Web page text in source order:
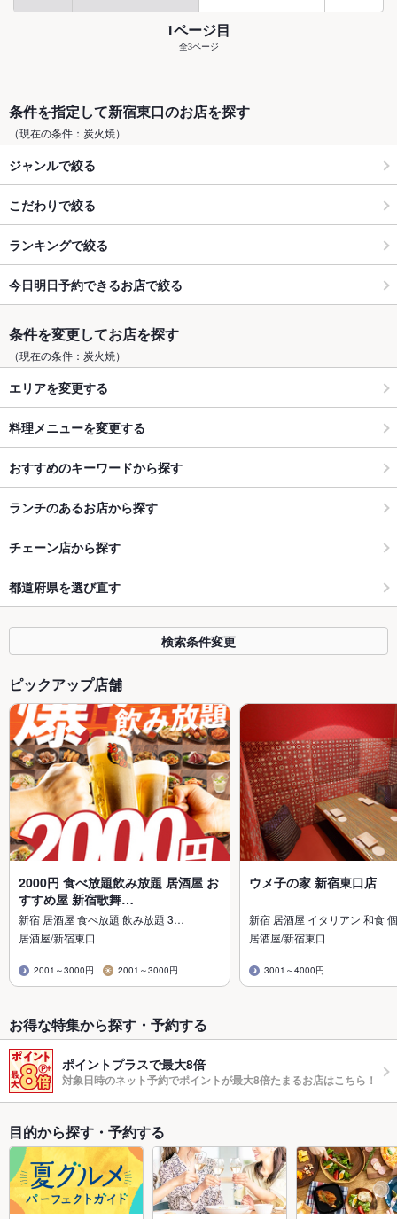
1ページ目
全3ページ
条件を指定して新宿東口のお店を探す
（現在の条件：炭火焼）
ジャンルで絞る
こだわりで絞る
ランキングで絞る
今日明日予約できるお店で絞る
条件を変更してお店を探す
（現在の条件：炭火焼）
エリアを変更する
料理メニューを変更する
おすすめのキーワードから探す
ランチのあるお店から探す
チェーン店から探す
都道府県を選び直す
検索条件変更
ピックアップ店舗
2000円 食べ放題飲み放題 居酒屋 お
すすめ屋 新宿歌舞…
新宿 居酒屋 食べ放題 飲み放題 3…
居酒屋/新宿東口
2001～3000円 2001～3000円
ウメ子の家 新宿東口店
新宿 居酒屋 イタリアン 和食
居酒屋/新宿東口
3001～4000円
お得な特集から探す・予約する
ポイントプラスで最大8倍
対象日時のネット予約でポイントが最大8倍たまるお店はこちら！
目的から探す・予約する